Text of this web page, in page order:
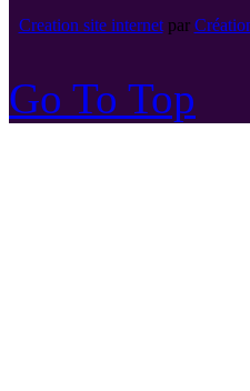
Creation site internetpar
Go To Top